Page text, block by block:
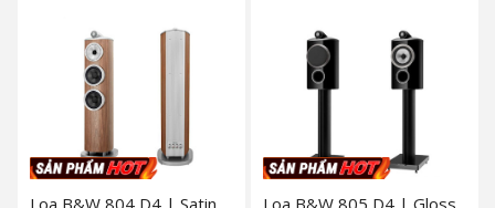
Loa B&W 804 D4 | Satin Loa B&W 805 D4 | Gloss